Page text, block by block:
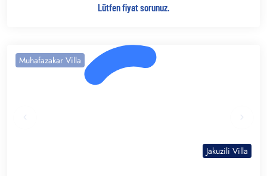
Lütfen fiyat sorunuz.
Muhafazakar Villa
Jakuzili Villa